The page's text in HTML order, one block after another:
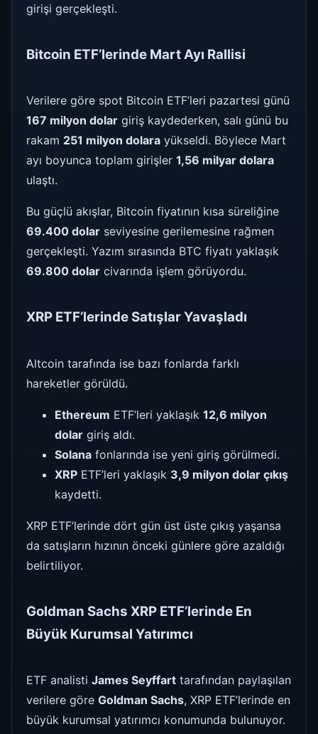
girişi gerçekleşti.
Bitcoin ETF’lerinde Mart Ayı Rallisi
Verilere göre spot Bitcoin ETF’leri pazartesi günü
167 milyon dolar giriş kaydederken, salı günü bu
rakam 251 milyon dolara yükseldi. Böylece Mart
ayı boyunca toplam girişler 1,56 milyar dolara
ulaştı.
Bu güçlü akışlar, Bitcoin fiyatının kısa süreliğine
69.400 dolar seviyesine gerilemesine rağmen
gerçekleşti. Yazım sırasında BTC fiyatı yaklaşık
69.800 dolar civarında işlem görüyordu.
XRP ETF’lerinde Satışlar Yavaşladı
Altcoin tarafında ise bazı fonlarda farklı
hareketler görüldü.
Ethereum ETF’leri yaklaşık 12,6 milyon
dolar giriş aldı.
Solana fonlarında ise yeni giriş görülmedi.
XRP ETF’leri yaklaşık 3,9 milyon dolar çıkış
kaydetti.
XRP ETF’lerinde dört gün üst üste çıkış yaşansa
da satışların hızının önceki günlere göre azaldığı
belirtiliyor.
Goldman Sachs XRP ETF’lerinde En
Büyük Kurumsal Yatırımcı
ETF analisti James Seyffart tarafından paylaşılan
verilere göre Goldman Sachs, XRP ETF’lerinde en
büyük kurumsal yatırımcı konumunda bulunuyor.